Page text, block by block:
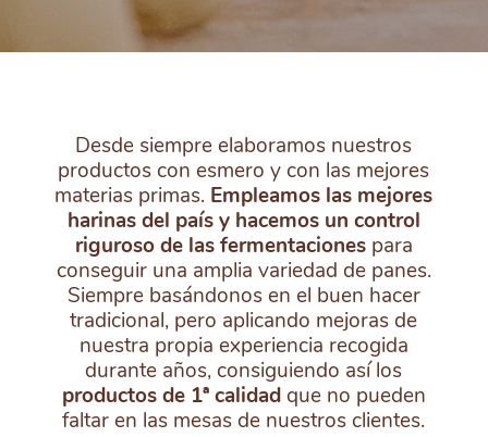
Desde siempre elaboramos nuestros
productos con esmero y con las mejores
materias primas. Empleamos las mejores
harinas del país y hacemos un control
riguroso de las fermentacionespara
conseguir una amplia variedad de panes.
Siempre basándonos en el buen hacer
tradicional, pero aplicando mejoras de
nuestra propia experiencia recogida
durante años, consiguiendo así los
productos de 1ª calidadque no pueden
faltar en las mesas de nuestros clientes.